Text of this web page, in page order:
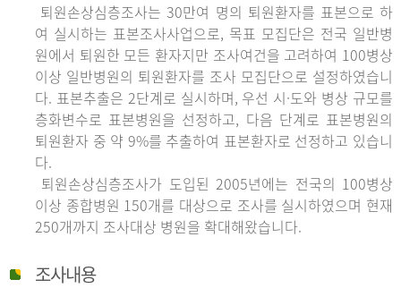
퇴원손상심층조사는 30만여 명의 퇴원환자를 표본으로 하
여 실시하는 표본조사사업으로, 목표 모집단은 전국 일반병
원에서 퇴원한 모든 환자지만 조사여건을 고려하여 100병상
이상 일반병원의 퇴원환자를 조사 모집단으로 설정하였습니
다. 표본추출은 2단계로 실시하며, 우선 시·도와 병상 규모를
층화변수로 표본병원을 선정하고, 다음 단계로 표본병원의
퇴원환자 중 약 9%를 추출하여 표본환자로 선정하고 있습니
다.
퇴원손상심층조사가 도입된 2005년에는 전국의 100병상
이상 종합병원 150개를 대상으로 조사를 실시하였으며 현재
250개까지 조사대상 병원을 확대해왔습니다.
조사내용